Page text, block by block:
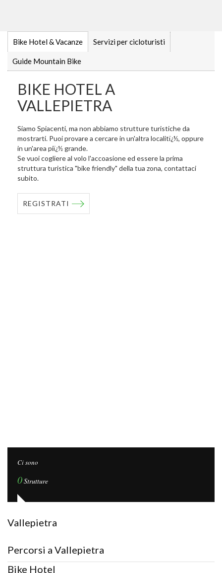
Bike Hotel & Vacanze Servizi per cicloturisti
Guide Mountain Bike
BIKE HOTEL A
VALLEPIETRA
Siamo Spiacenti, ma non abbiamo strutture turistiche da
mostrarti. Puoi provare a cercare in un'altra localitï¿½, oppure
in un'area piï¿½ grande.
Se vuoi cogliere al volo l'accoasione ed essere la prima
struttura turistica "bike friendly" della tua zona, contattaci
subito.
REGISTRATI
Ci sono
0Strutture
Vallepietra
Percorsi a Vallepietra
Bike Hotel